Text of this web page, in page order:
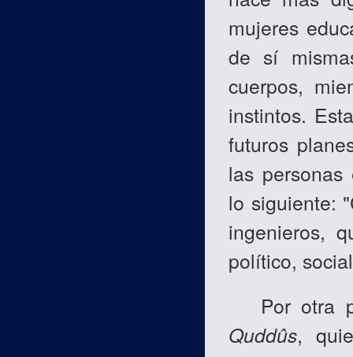
mujeres
de sí
cuerpos,
instintos.
futuros
las personas
lo siguiente:
ingenieros,
político,
Por otra
Quddûs,